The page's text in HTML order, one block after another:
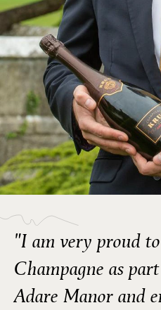
"I am very proud
Champagne as
Adare Manor and